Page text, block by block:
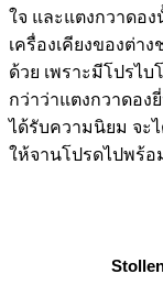
ใจ และแตงกวาดอ
เครื่องเคียงของต่า
ด้วย เพราะมีโปรไ
กว่าว่าแตงกวาดอ
ได้รับความนิยม จะ
ให้จานโปรดไปพร้อ